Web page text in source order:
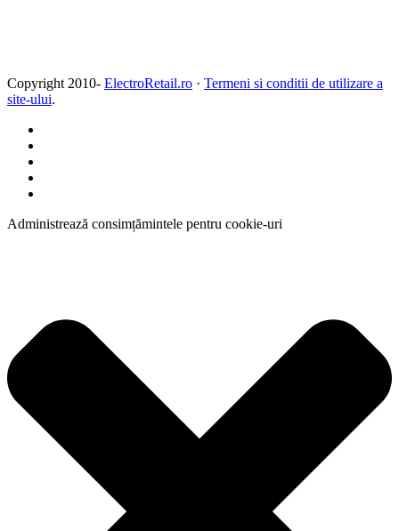
Copyright 2010- ElectroRetail.ro · Termeni si conditii de utilizare a
site-ului.
Administrează consimțămintele pentru cookie-uri